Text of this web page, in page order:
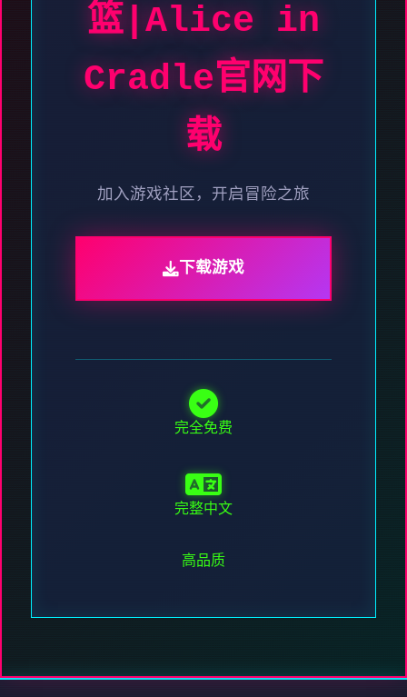
篮|Alice in
Cradle官网下
载
加入游戏社区，开启冒险之旅
下载游戏
完全免费
完整中文
高品质